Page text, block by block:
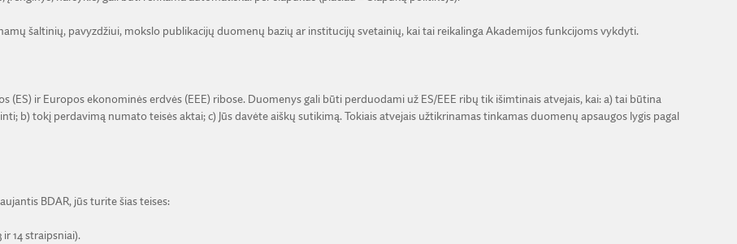
šaltinių, pavyzdžiui, mokslo publikacijų duomenų bazių ar institucijų svetainių, kai tai reikalinga Akademijos funkcijoms vykdyti.
(ES) ir Europos ekonominės erdvės (EEE) ribose. Duomenys gali būti perduodami už ES/EEE ribų tik išimtinais atvejais, kai: a) tai būtina
b) tokį perdavimą numato teisės aktai; c) Jūs davėte aiškų sutikimą. Tokiais atvejais užtikrinamas tinkamas duomenų apsaugos lygis pagal
BDAR, jūs turite šias teises:
14 straipsniai).